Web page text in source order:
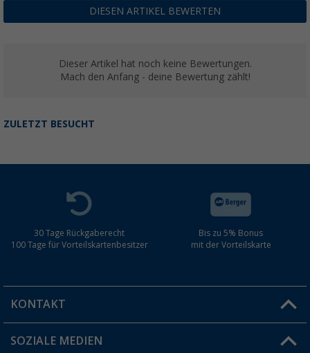
DIESEN ARTIKEL BEWERTEN
Dieser Artikel hat noch keine Bewertungen.
Mach den Anfang - deine Bewertung zählt!
ZULETZT BESUCHT
30 Tage Rückgaberecht
100 Tage für Vorteilskartenbesitzer
Bis zu 5% Bonus
mit der Vorteilskarte
KONTAKT
Du hast eine Frage?
SOZIALE MEDIEN